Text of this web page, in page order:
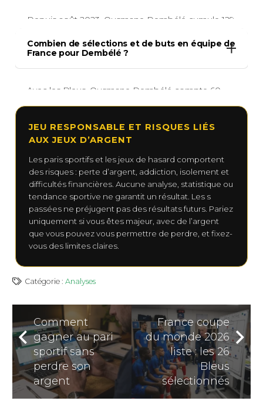
Depuis août 2023, Ousmane Dembélé cumule 129
dans les différentes compétitions. Son exercice le
plus abouti reste 2024-2025 : 35 buts en 54
rencontres, avec à la clé le Ballon d’Or 2025 et le
Combien de sélections et de buts en équipe de
France pour Dembélé ?
Avec les Bleus, Ousmane Dembélé compte 60
2022, il vise la Coupe du monde 2026. Dès lors, sa
présence dépend du diagnostic médical lié à sa
REJOINDRE LE VIP PRONOR
JEU RESPONSABLE ET RISQUES LIÉS
AUX JEUX D’ARGENT
Les paris sportifs et les jeux de hasard comportent
des risques : perte d’argent, addiction, isolement et
difficultés financières. Aucune analyse, statistique ou
tendance sportive ne garantit un résultat. Les s
passées ne préjugent pas des résultats futurs. Pariez
uniquement si vous êtes majeur, avec de l’argent
que vous pouvez vous permettre de perdre, et fixez-
vous des limites claires.
Catégorie :Analyses
Comment
gagner au pari
sportif sans
perdre son
argent
France coupe
du monde 2026
liste : les 26
Bleus
sélectionnés